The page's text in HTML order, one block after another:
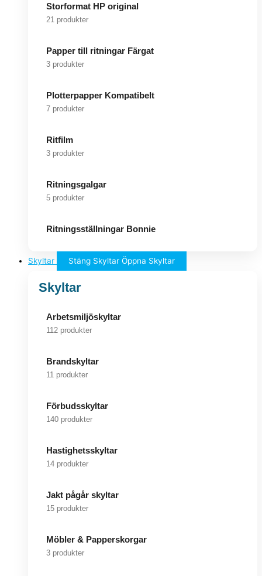
Storformat HP original
21 produkter
Papper till ritningar Färgat
3 produkter
Plotterpapper Kompatibelt
7 produkter
Ritfilm
3 produkter
Ritningsgalgar
5 produkter
Ritningsställningar Bonnie
Skyltar Stäng Skyltar Öppna Skyltar
Skyltar
Arbetsmiljöskyltar
112 produkter
Brandskyltar
11 produkter
Förbudsskyltar
140 produkter
Hastighetsskyltar
14 produkter
Jakt pågår skyltar
15 produkter
Möbler & Papperskorgar
3 produkter